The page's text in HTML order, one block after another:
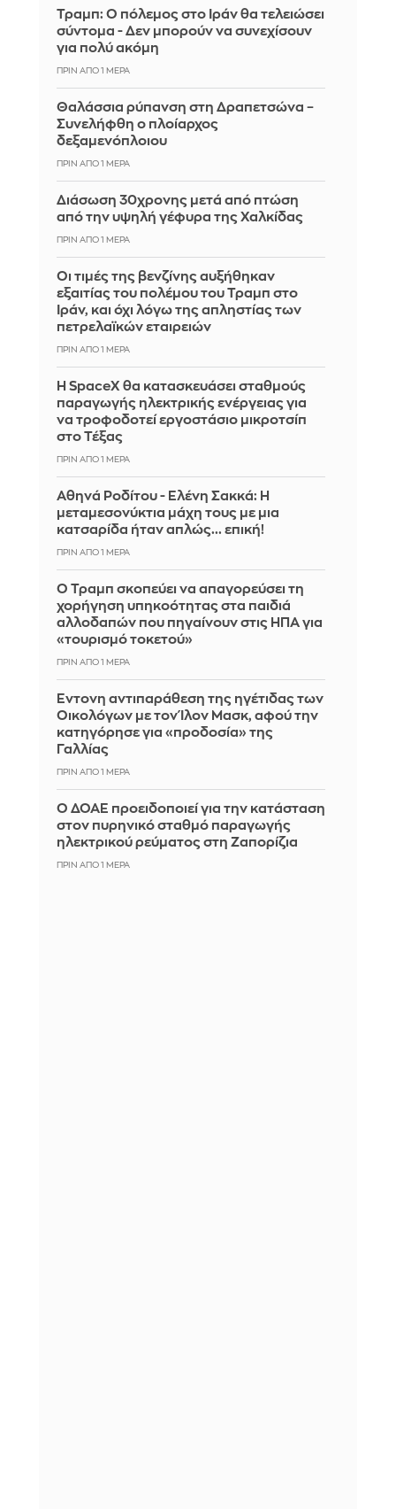
Τραμπ: Ο πόλεμος στο Ιράν θα τελειώσει
σύντομα - Δεν μπορούν να συνεχίσουν
για πολύ ακόμη
ΠΡΙΝ ΑΠΌ 1 ΜΈΡΑ
Θαλάσσια ρύπανση στη Δραπετσώνα –
Συνελήφθη ο πλοίαρχος
δεξαμενόπλοιου
ΠΡΙΝ ΑΠΌ 1 ΜΈΡΑ
Διάσωση 30χρονης μετά από πτώση
από την υψηλή γέφυρα της Χαλκίδας
ΠΡΙΝ ΑΠΌ 1 ΜΈΡΑ
Οι τιμές της βενζίνης αυξήθηκαν
εξαιτίας του πολέμου του Τραμπ στο
Ιράν, και όχι λόγω της απληστίας των
πετρελαϊκών εταιρειών
ΠΡΙΝ ΑΠΌ 1 ΜΈΡΑ
Η SpaceX θα κατασκευάσει σταθμούς
παραγωγής ηλεκτρικής ενέργειας για
να τροφοδοτεί εργοστάσιο μικροτσίπ
στο Τέξας
ΠΡΙΝ ΑΠΌ 1 ΜΈΡΑ
Αθηνά Ροδίτου - Ελένη Σακκά: Η
μεταμεσονύκτια μάχη τους με μια
κατσαρίδα ήταν απλώς... επική!
ΠΡΙΝ ΑΠΌ 1 ΜΈΡΑ
Ο Τραμπ σκοπεύει να απαγορεύσει τη
χορήγηση υπηκοότητας στα παιδιά
αλλοδαπών που πηγαίνουν στις ΗΠΑ για
«τουρισμό τοκετού»
ΠΡΙΝ ΑΠΌ 1 ΜΈΡΑ
Έντονη αντιπαράθεση της ηγέτιδας των
Οικολόγων με τον Ίλον Μασκ, αφού την
κατηγόρησε για «προδοσία» της
Γαλλίας
ΠΡΙΝ ΑΠΌ 1 ΜΈΡΑ
Ο ΔΟΑΕ προειδοποιεί για την κατάσταση
στον πυρηνικό σταθμό παραγωγής
ηλεκτρικού ρεύματος στη Ζαπορίζια
ΠΡΙΝ ΑΠΌ 1 ΜΈΡΑ